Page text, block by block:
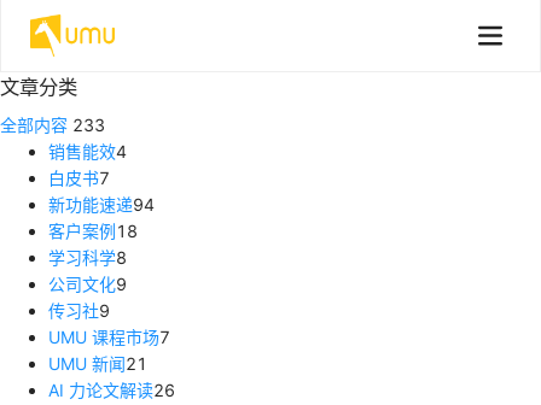
文章分类
全部内容 233
销售能效4
白皮书7
新功能速递94
客户案例18
学习科学8
公司文化9
传习社9
UMU 课程市场7
UMU 新闻21
AI 力论文解读26